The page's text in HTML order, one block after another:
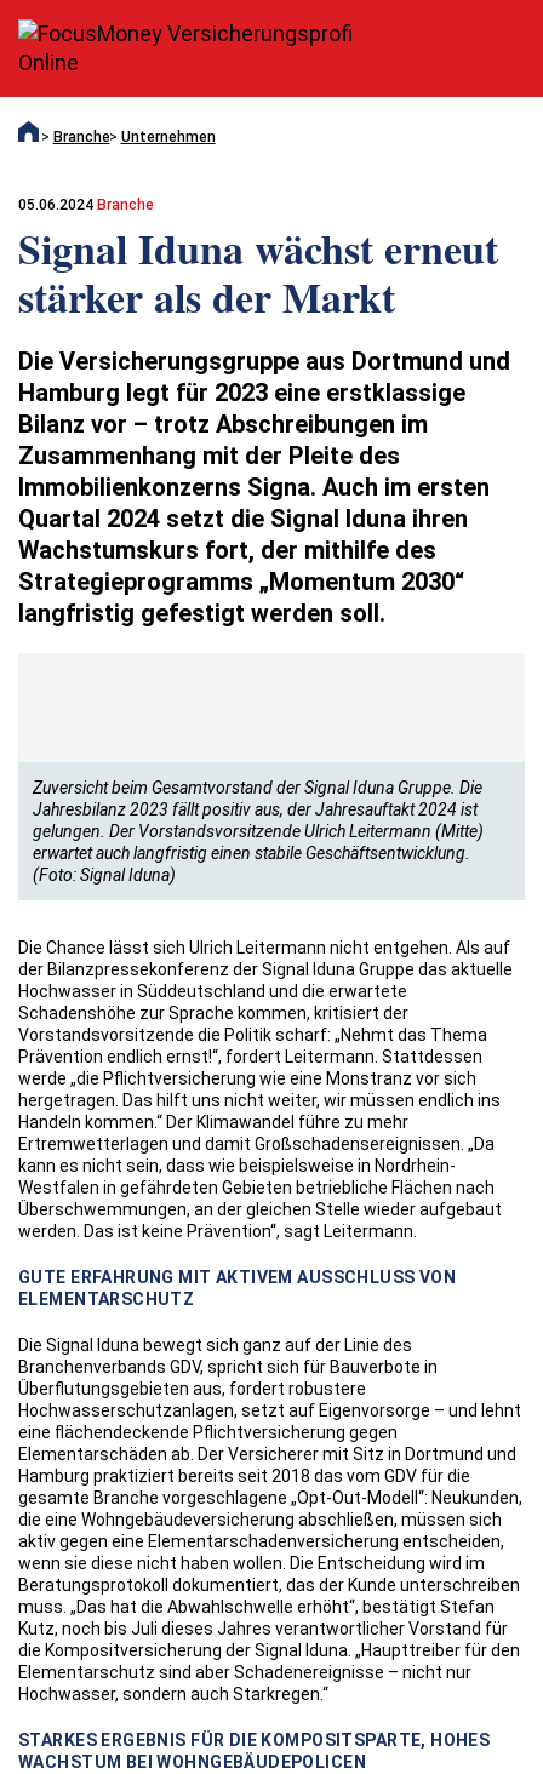
Branche Unternehmen
05.06.2024 Branche
Signal Iduna wächst erneut
stärker als der Markt
Die Versicherungsgruppe aus Dortmund und
Hamburg legt für 2023 eine erstklassige
Bilanz vor – trotz Abschreibungen im
Zusammenhang mit der Pleite des
Immobilienkonzerns Signa. Auch im ersten
Quartal 2024 setzt die Signal Iduna ihren
Wachstumskurs fort, der mithilfe des
Strategieprogramms „Momentum 2030“
langfristig gefestigt werden soll.
Zuversicht beim Gesamtvorstand der Signal Iduna Gruppe. Die
Jahresbilanz 2023 fällt positiv aus, der Jahresauftakt 2024 ist
gelungen. Der Vorstandsvorsitzende Ulrich Leitermann (Mitte)
erwartet auch langfristig einen stabile Geschäftsentwicklung.
(Foto: Signal Iduna)
Die Chance lässt sich Ulrich Leitermann nicht entgehen. Als auf
der Bilanzpressekonferenz der Signal Iduna Gruppe das aktuelle
Hochwasser in Süddeutschland und die erwartete
Schadenshöhe zur Sprache kommen, kritisiert der
Vorstandsvorsitzende die Politik scharf: „Nehmt das Thema
Prävention endlich ernst!“, fordert Leitermann. Stattdessen
werde „die Pflichtversicherung wie eine Monstranz vor sich
hergetragen. Das hilft uns nicht weiter, wir müssen endlich ins
Handeln kommen.“ Der Klimawandel führe zu mehr
Ertremwetterlagen und damit Großschadensereignissen. „Da
kann es nicht sein, dass wie beispielsweise in Nordrhein-
Westfalen in gefährdeten Gebieten betriebliche Flächen nach
Überschwemmungen, an der gleichen Stelle wieder aufgebaut
werden. Das ist keine Prävention“, sagt Leitermann.
GUTE ERFAHRUNG MIT AKTIVEM AUSSCHLUSS VON
ELEMENTARSCHUTZ
Die Signal Iduna bewegt sich ganz auf der Linie des
Branchenverbands GDV, spricht sich für Bauverbote in
Überflutungsgebieten aus, fordert robustere
Hochwasserschutzanlagen, setzt auf Eigenvorsorge – und lehnt
eine flächendeckende Pflichtversicherung gegen
Elementarschäden ab. Der Versicherer mit Sitz in Dortmund und
Hamburg praktiziert bereits seit 2018 das vom GDV für die
gesamte Branche vorgeschlagene „Opt-Out-Modell“: Neukunden,
die eine Wohngebäudeversicherung abschließen, müssen sich
aktiv gegen eine Elementarschadenversicherung entscheiden,
wenn sie diese nicht haben wollen. Die Entscheidung wird im
Beratungsprotokoll dokumentiert, das der Kunde unterschreiben
muss. „Das hat die Abwahlschwelle erhöht“, bestätigt Stefan
Kutz, noch bis Juli dieses Jahres verantwortlicher Vorstand für
die Kompositversicherung der Signal Iduna. „Haupttreiber für den
Elementarschutz sind aber Schadenereignisse – nicht nur
Hochwasser, sondern auch Starkregen.“
STARKES ERGEBNIS FÜR DIE KOMPOSITSPARTE, HOHES
WACHSTUM BEI WOHNGEBÄUDEPOLICEN